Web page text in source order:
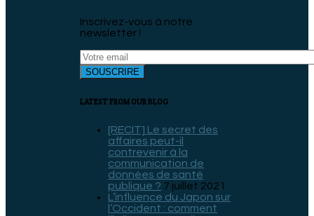
Inscrivez-vous à notre
newsletter !
LATEST FROM OUR BLOG
[RECIT] Le secret des
affaires peut-il
contrevenir à la
communication de
données de santé
publique ? 7 juillet 2021
L’influence du Japon sur
l’Occident : comment